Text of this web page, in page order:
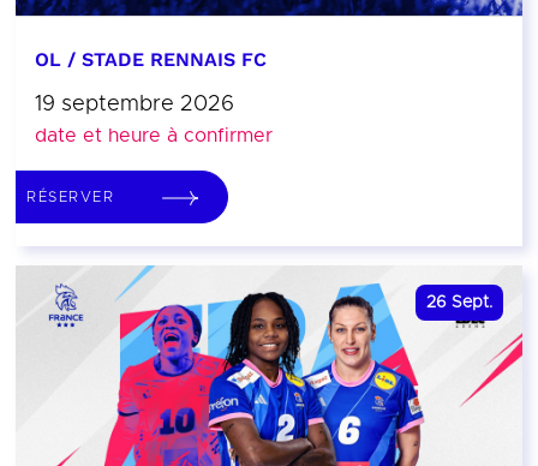
OL / STADE RENNAIS FC
19 septembre 2026
date et heure à confirmer
RÉSERVER
26 Sept.